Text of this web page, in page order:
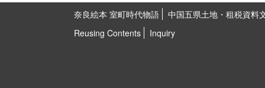
奈良絵本 室町時代物語
中国五県土地・租税資料
Reusing Contents
Inquiry